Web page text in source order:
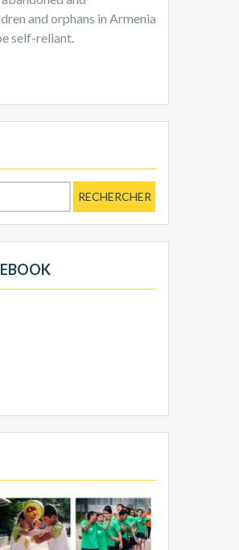
and orphans in Armenia
self-reliant.